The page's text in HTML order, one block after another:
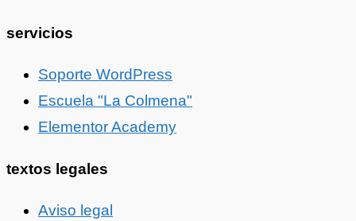
servicios
Soporte WordPress
Escuela "La Colmena"
Elementor Academy
textos legales
Aviso legal